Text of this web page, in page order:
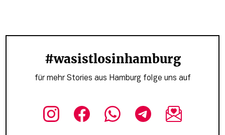
#wasistlosinhamburg
für mehr Stories aus Hamburg folge uns auf